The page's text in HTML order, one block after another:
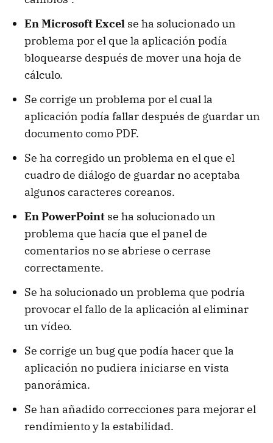
En Microsoft Excel se ha solucionado un
problema por el que la aplicación podía
bloquearse después de mover una hoja de
cálculo.
Se corrige un problema por el cual la
aplicación podía fallar después de guardar un
documento como PDF.
Se ha corregido un problema en el que el
cuadro de diálogo de guardar no aceptaba
algunos caracteres coreanos.
En PowerPoint se ha solucionado un
problema que hacía que el panel de
comentarios no se abriese o cerrase
correctamente.
Se ha solucionado un problema que podría
provocar el fallo de la aplicación al eliminar
un vídeo.
Se corrige un bug que podía hacer que la
aplicación no pudiera iniciarse en vista
panorámica.
Se han añadido correcciones para mejorar el
rendimiento y la estabilidad.